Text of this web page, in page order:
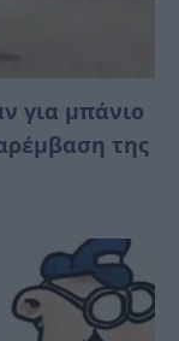
για μπάνιο
της